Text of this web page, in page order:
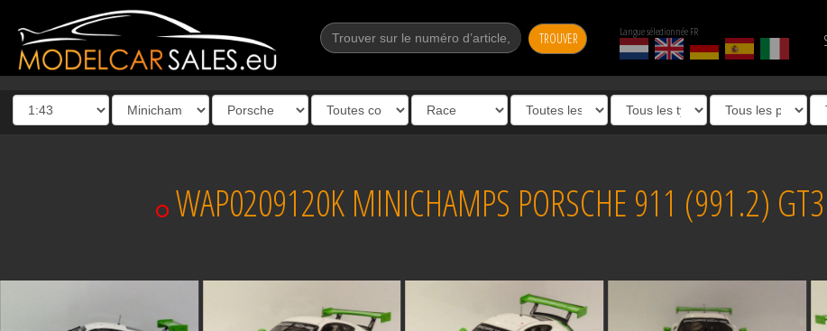
TROUVER Langue sélectionnée FR
WAP0209120K MINICHAMPS PORSCHE 911 (991.2)